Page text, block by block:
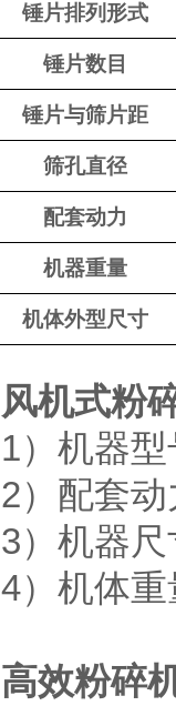
锤片排列形式
锤片数目
锤片与筛片距
筛孔直径
配套动力
机器重量
机体外型尺寸
风机式粉
1）机器
2）配套
3）机器
4）机体
高效粉碎